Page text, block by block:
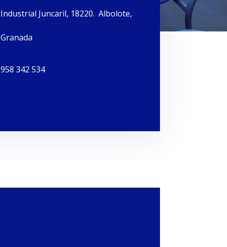
Industrial Juncaril, 18220. Albolote,
Granada
958 342 534